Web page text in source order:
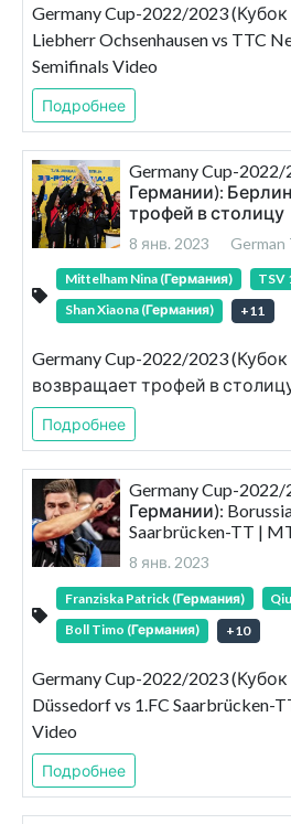
Germany Cup-2022/2023
Liebherr Ochsenhausen vs TTC
Semifinals Video
Подробнее
Germany Cup-
Германии):
трофей в столицу
8 янв. 2023 German
Mittelham Nina (Германия)
TSV
Shan Xiaona (Германия)
+11
Germany Cup-2022/2023
возвращает трофей в
Подробнее
Germany Cup-
Германии):
Saarbrücken-TT |
8 янв. 2023
Franziska Patrick (Германия)
Boll Timo (Германия)
+10
Germany Cup-2022/2023
Düssedorf vs 1.FC Saarbrücken-
Video
Подробнее